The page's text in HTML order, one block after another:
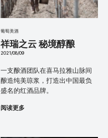
葡萄美酒
祥瑞之云 秘境醇酿
2021/08/09
一支酿酒团队在喜马拉雅山脉间
酿造纯美琼浆，打造出中国最负
盛名的红酒品牌。
阅读更多